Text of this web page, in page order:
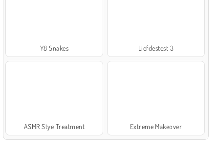
Y8 Snakes Liefdestest 3
ASMR Stye Treatment Extreme Makeover